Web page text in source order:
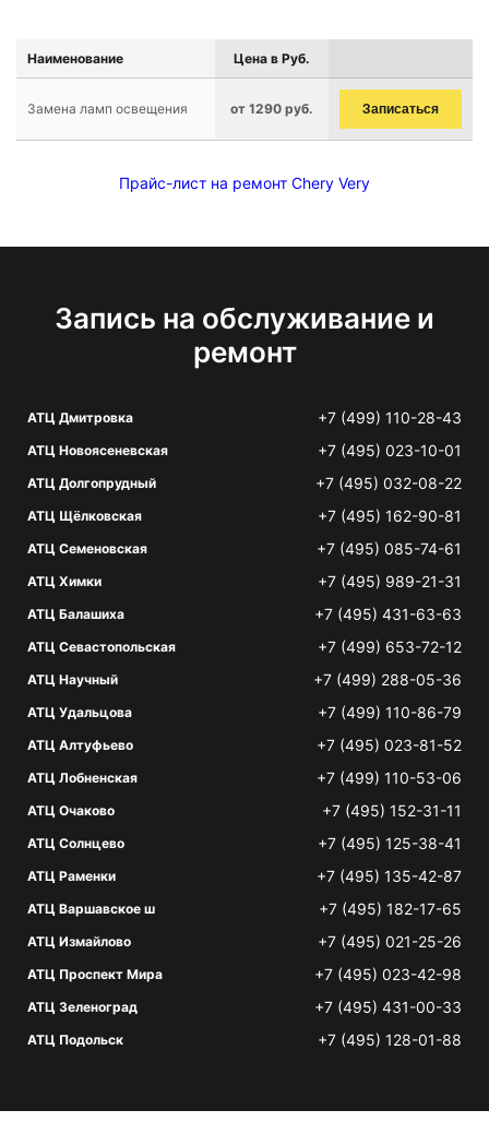
Наименование Цена в Руб.
Замена ламп освещения от 1290 руб. Записаться
Прайс-лист на ремонт Chery Very
Запись на обслуживание и
ремонт
АТЦ Дмитровка +7 (499) 110-28-43
АТЦ Новоясеневская +7 (495) 023-10-01
АТЦ Долгопрудный +7 (495) 032-08-22
АТЦ Щёлковская +7 (495) 162-90-81
АТЦ Семеновская +7 (495) 085-74-61
АТЦ Химки +7 (495) 989-21-31
АТЦ Балашиха +7 (495) 431-63-63
АТЦ Севастопольская +7 (499) 653-72-12
АТЦ Научный +7 (499) 288-05-36
АТЦ Удальцова +7 (499) 110-86-79
АТЦ Алтуфьево +7 (495) 023-81-52
АТЦ Лобненская +7 (499) 110-53-06
АТЦ Очаково +7 (495) 152-31-11
АТЦ Солнцево +7 (495) 125-38-41
АТЦ Раменки +7 (495) 135-42-87
АТЦ Варшавское ш +7 (495) 182-17-65
АТЦ Измайлово +7 (495) 021-25-26
АТЦ Проспект Мира +7 (495) 023-42-98
АТЦ Зеленоград +7 (495) 431-00-33
АТЦ Подольск +7 (495) 128-01-88